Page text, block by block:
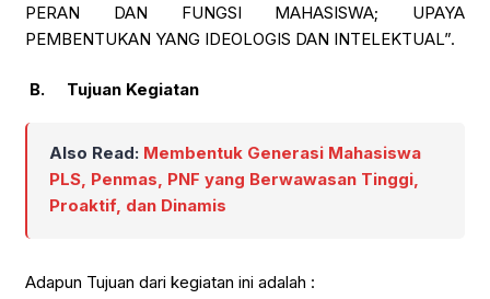
PERAN DAN FUNGSI MAHASISWA; UPAYA
PEMBENTUKAN YANG IDEOLOGIS DAN INTELEKTUAL”.
B. Tujuan Kegiatan
Also Read: Membentuk Generasi Mahasiswa
PLS, Penmas, PNF yang Berwawasan Tinggi,
Proaktif, dan Dinamis
Adapun Tujuan dari kegiatan ini adalah :